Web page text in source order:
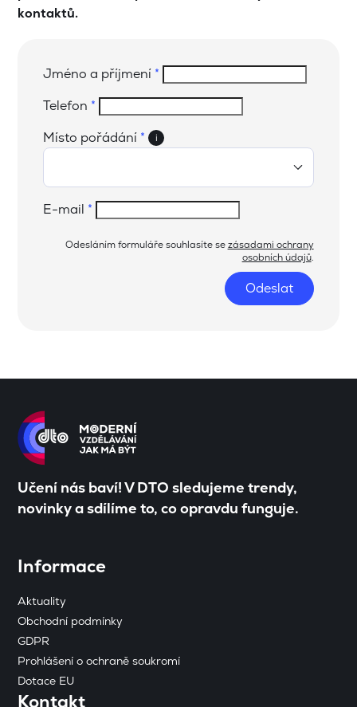
kontaktů.
Jméno a příjmení *
Telefon *
Místo pořádání * i
E-mail *
Odesláním formuláře souhlasíte sezásadami ochrany
osobních údajů.
Odeslat
Učení nás baví! V DTO sledujeme trendy,
novinky a sdílíme to, co opravdu funguje.
Informace
Aktuality
Obchodní podmínky
GDPR
Prohlášení o ochraně soukromí
Dotace EU
Kontakt